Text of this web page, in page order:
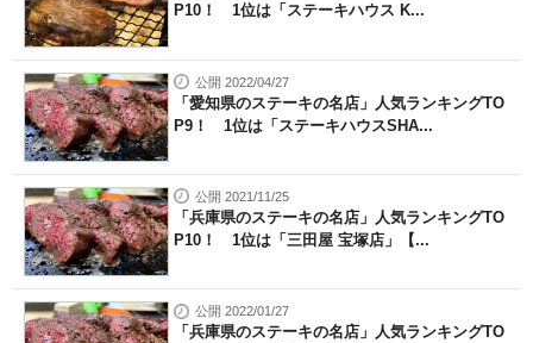
P10！ 1位は「ステーキハウス K...
公開 2022/04/27
「愛知県のステーキの名店」人気ランキングTO
P9！ 1位は「ステーキハウスSHA...
公開 2021/11/25
「兵庫県のステーキの名店」人気ランキングTO
P10！ 1位は「三田屋 宝塚店」【...
公開 2022/01/27
「兵庫県のステーキの名店」人気ランキングTO